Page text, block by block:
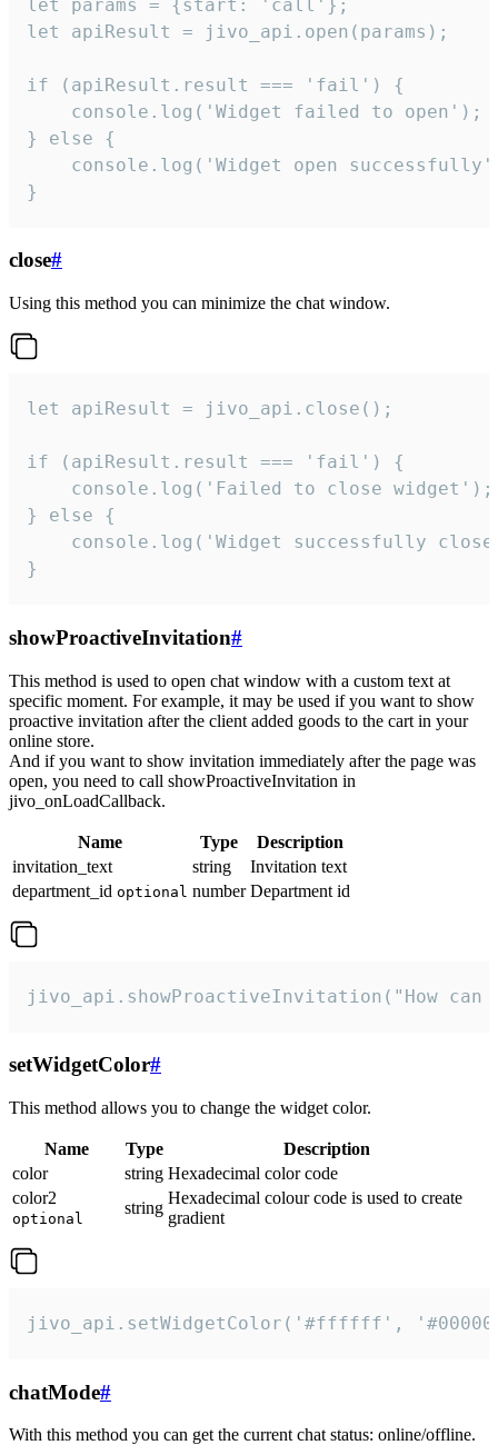
let params = {start: 'call'};
let apiResult = jivo_api.open(params);
if (apiResult.result === 'fail') {
    console.log('Widget failed to open');
} else {
console.log('Widget open
}
close#
Using this method you can minimize the chat window.
let apiResult = jivo_api.close();
if (apiResult.result === 'fail') {
    console.log('Failed to close widget');
} else {
console.log('Widget successfully
}
showProactiveInvitation#
This method is used to open chat window with a custom text at
specific moment. For example, it may be used if you want to show
proactive invitation after the client added goods to the cart in your
online store.
And if you want to show invitation immediately after the page was
open, you need to call showProactiveInvitation in
jivo_onLoadCallback.
Name Type
Description
invitation_text
string
Invitation text
department_id optional number Department id
jivo_api.showProactiveInvitation("How
setWidgetColor#
This method allows you to change the widget color.
Name Type
Description
color
string Hexadecimal color code
color2
optional
string
Hexadecimal colour code is used to create
gradient
jivo_api.setWidgetColor('#ffffff',
chatMode#
With this method you can get the current chat status: online/offline.